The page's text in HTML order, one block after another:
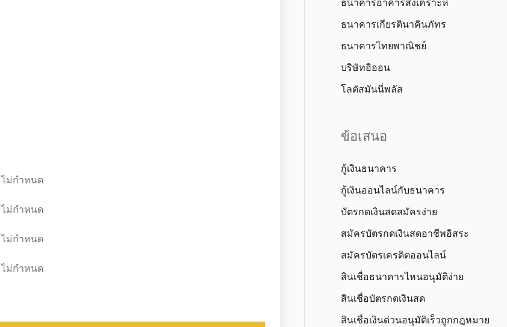
ไม่กำหนด
ไม่กำหนด
ไม่กำหนด
ไม่กำหนด
ธนาคารอาคารสงเคราะห์
ธนาคารเกียรตินาคินภัทร
ธนาคารไทยพาณิชย์
บริษัทอิออน
โลตัสมันนี่พลัส
ข้อเสนอ
กู้เงินธนาคาร
กู้เงินออนไลน์กับธนาคาร
บัตรกดเงินสดสมัครง่าย
สมัครบัตรกดเงินสดอาชีพอิสระ
สมัครบัตรเครดิตออนไลน์
สินเชื่อธนาคารไหนอนุมัติง่าย
สินเชื่อบัตรกดเงินสด
สินเชื่อเงินด่วนอนุมัติเร็วถูกกฎหมาย